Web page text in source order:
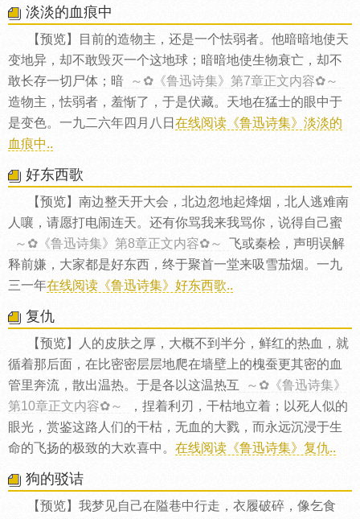
淡淡的血痕中
【预览】目前的造物主，还是一个怯弱者。他暗暗地使天
变地异，却不敢毁灭一个这地球；暗暗地使生物衰亡，却不
敢长存一切尸体；暗
～✿《鲁迅诗集》第7章正文内容✿～
造物主，怯弱者，羞惭了，于是伏藏。天地在猛士的眼中于
是变色。一九二六年四月八日 在线阅读《鲁迅诗集》淡淡的
血痕中..
好东西歌
【预览】南边整天开大会，北边忽地起烽烟，北人逃难南
人嚷，请愿打电闹连天。还有你骂我来我骂你，说得自己蜜
～✿《鲁迅诗集》第8章正文内容✿～
飞或秦桧，声明误解
释前嫌，大家都是好东西，终于聚首一堂来吸雪茄烟。一九
三一年在线阅读《鲁迅诗集》好东西歌..
复仇
【预览】人的皮肤之厚，大概不到半分，鲜红的热血，就
循着那后面，在比密密层层地爬在墙壁上的槐蚕更其密的血
管里奔流，散出温热。于是各以这温热互
～✿《鲁迅诗集》
第10章正文内容✿～
，捏着利刃，干枯地立着；以死人似的
眼光，赏鉴这路人们的干枯，无血的大戮，而永远沉浸于生
命的飞扬的极致的大欢喜中。 在线阅读《鲁迅诗集》复仇..
狗的驳诘
【预览】我梦见自己在隘巷中行走，衣履破碎，像乞食